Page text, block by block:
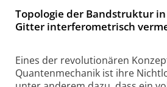
Topologie der Bandstruktur
Gitter interferometrisch
Eines der revolutionären
Quantenmechanik ist ihre